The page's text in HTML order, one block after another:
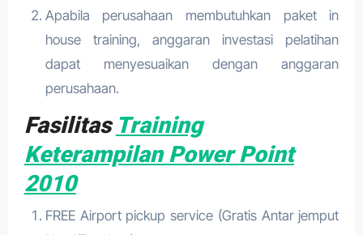
Apabila perusahaan membutuhkan paket in
house training, anggaran investasi pelatihan
dapat menyesuaikan dengan anggaran
perusahaan.
Fasilitas Training
Keterampilan Power Point
2010
FREE Airport pickup service (Gratis Antar jemput